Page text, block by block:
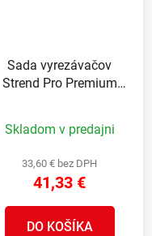
Sada vyrezávačov
Strend Pro Premium
korunky, professional
Skladom v predajni
33,60 € bez DPH
41,33 €
DO KOŠÍKA